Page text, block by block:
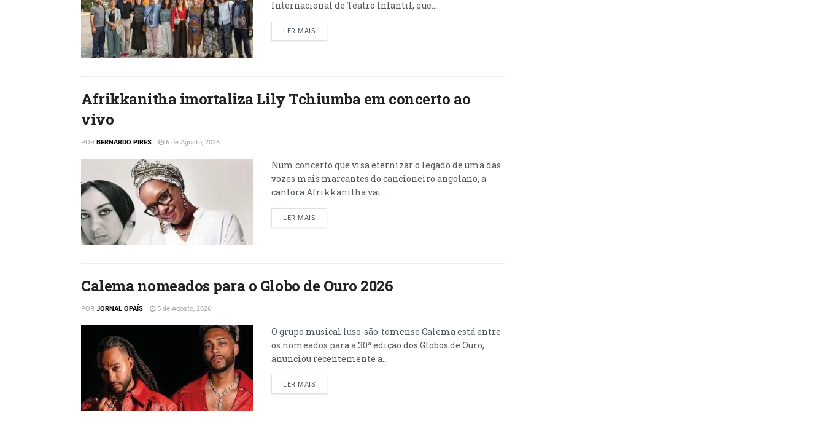
Internacional de Teatro Infantil, que...
LER MAIS
Afrikkanitha imortaliza Lily Tchiumba em concerto ao
vivo
POR BERNARDO PIRES 6 de Agosto, 2026
Num concerto que visa eternizar o legado de uma das
vozes mais marcantes do cancioneiro angolano, a
cantora Afrikkanitha vai...
LER MAIS
Calema nomeados para o Globo de Ouro 2026
POR JORNAL OPAÍS 5 de Agosto, 2026
O grupo musical luso-são-tomense Calema está entre
os nomeados para a 30ª edição dos Globos de Ouro,
anunciou recentemente a...
LER MAIS